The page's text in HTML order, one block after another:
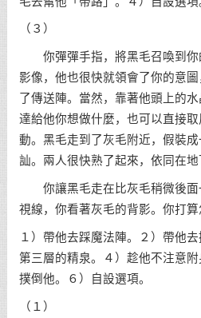
（３）
你彈彈手指，將黑毛召喚到你
影像，他也很快就領會了你的意
了傳送陣。當然，靠著他頭上的
達給他你想做什麼，也可以直接
動。黑毛走到了灰毛附近，假裝
訕。兩人很快熟了起來，依同在地
你讓黑毛走在比灰毛稍微後面
視線，你看著灰毛的背影。你打算
１）帶他去踩魔法陣。２）帶他
第三層的精泉。４）趁他不注意
撲倒他。６）自設選項。
（１）